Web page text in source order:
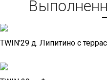
TWIN'29 д. Липитино с